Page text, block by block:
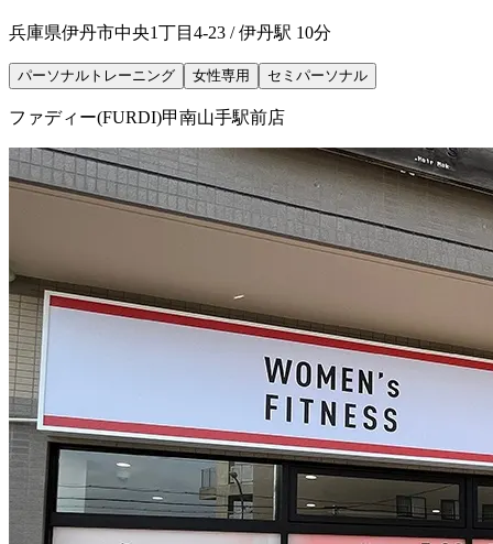
兵庫県伊丹市中央1丁目4-23 / 伊丹駅 10分
パーソナルトレーニング 女性専用 セミパーソナル
ファディー(FURDI)甲南山手駅前店